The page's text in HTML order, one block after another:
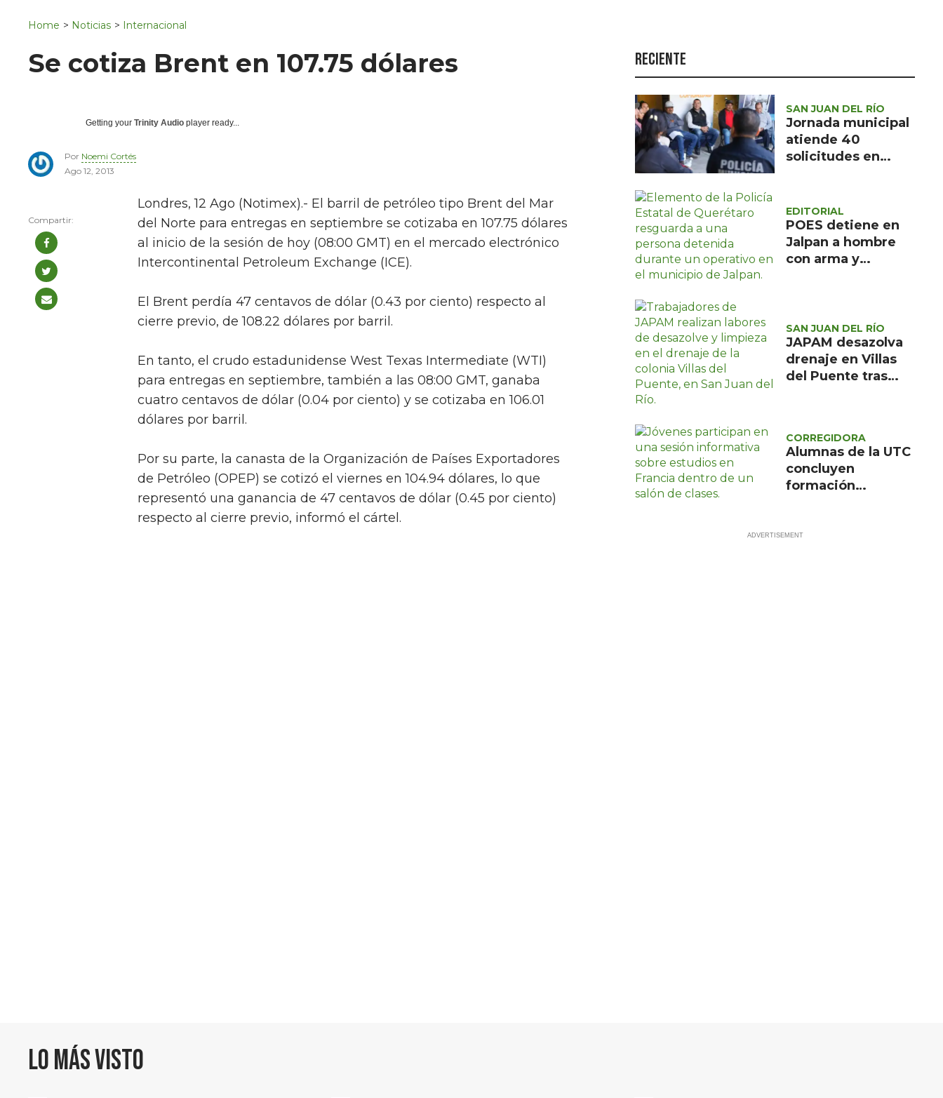
Política
Turismo
Asuntos Sociales
Estilo de vida
Home > Noticias > Internacional
Se cotiza Brent en 107.75 dólares
Getting your Trinity Audio player ready...
Por Noemi Cortés
Ago 12, 2013
Londres, 12 Ago (Notimex).- El barril de petróleo tipo Brent del Mar
del Norte para entregas en septiembre se cotizaba en 107.75 dólares
al inicio de la sesión de hoy (08:00 GMT) en el mercado electrónico
Intercontinental Petroleum Exchange (ICE).
El Brent perdía 47 centavos de dólar (0.43 por ciento) respecto al
cierre previo, de 108.22 dólares por barril.
En tanto, el crudo estadunidense West Texas Intermediate (WTI)
para entregas en septiembre, también a las 08:00 GMT, ganaba
cuatro centavos de dólar (0.04 por ciento) y se cotizaba en 106.01
dólares por barril.
Por su parte, la canasta de la Organización de Países Exportadores
de Petróleo (OPEP) se cotizó el viernes en 104.94 dólares, lo que
representó una ganancia de 47 centavos de dólar (0.45 por ciento)
respecto al cierre previo, informó el cártel.
Reciente
SAN JUAN DEL RÍO
Jornada municipal
atiende 40
solicitudes en
EDITORIAL
POES detiene en
Jalpan a hombre
con arma y
SAN JUAN DEL RÍO
JAPAM desazolva
drenaje en Villas
del Puente tras
CORREGIDORA
Alumnas de la UTC
concluyen
formación
Lo más visto